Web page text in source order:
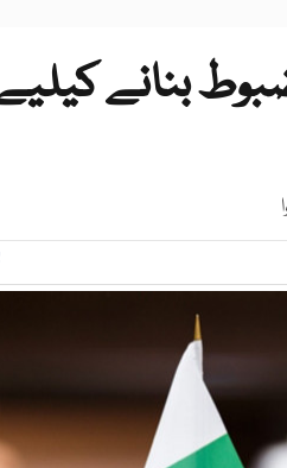
بنانے کیلیے